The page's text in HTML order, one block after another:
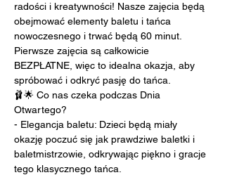
radości i kreatywności! Nasze zajęcia będą
obejmować elementy baletu i tańca
nowoczesnego i trwać będą 60 minut.
Pierwsze zajęcia są całkowicie
BEZPŁATNE, więc to idealna okazja, aby
spróbować i odkryć pasję do tańca.
🩰🌟 Co nas czeka podczas Dnia
Otwartego?
- Elegancja baletu: Dzieci będą miały
okazję poczuć się jak prawdziwe baletki i
baletmistrzowie, odkrywając piękno i gracje
tego klasycznego tańca.